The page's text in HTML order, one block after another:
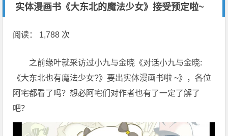
实体漫画书《大东北的魔法少女》接受预定啦~
阅读： 1,788 次
之前缘叶就采访过小九与金晓《对话小九与金晓:
《大东北也有魔法少女?》要出实体漫画书啦 ~》，各位
阿宅都看了吗？想必阿宅们对作者也有了一定了解了
吧？